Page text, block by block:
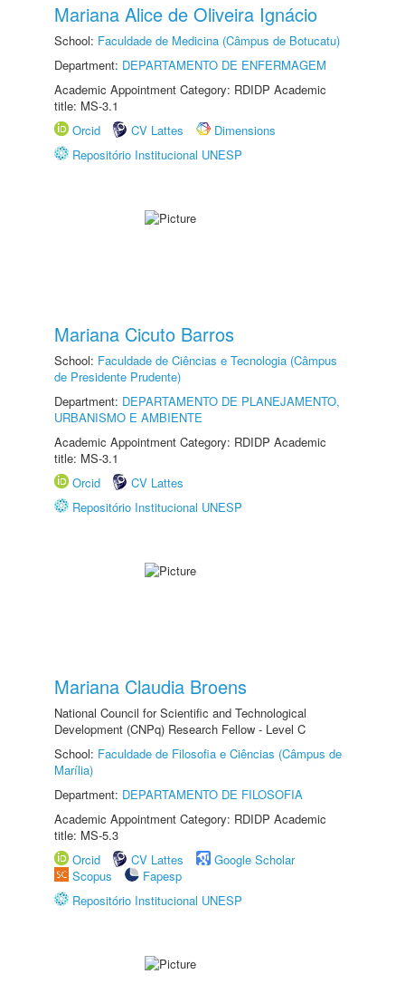
Mariana Alice de Oliveira Ignácio
School: Faculdade de Medicina (Câmpus de Botucatu)
Department: DEPARTAMENTO DE ENFERMAGEM
Academic Appointment Category: RDIDP Academic
title: MS-3.1
Orcid
CV Lattes
Dimensions
Repositório Institucional UNESP
Mariana Cicuto Barros
School: Faculdade de Ciências e Tecnologia (Câmpus
de Presidente Prudente)
Department: DEPARTAMENTO DE PLANEJAMENTO,
URBANISMO E AMBIENTE
Academic Appointment Category: RDIDP Academic
title: MS-3.1
Orcid
CV Lattes
Repositório Institucional UNESP
Mariana Claudia Broens
National Council for Scientific and Technological
Development (CNPq) Research Fellow - Level C
School: Faculdade de Filosofia e Ciências (Câmpus de
Marília)
Department: DEPARTAMENTO DE FILOSOFIA
Academic Appointment Category: RDIDP Academic
title: MS-5.3
Orcid
CV Lattes
Google Scholar
Scopus
Fapesp
Repositório Institucional UNESP